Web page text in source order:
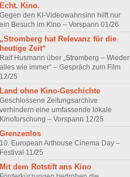
Echt. Kino.
Gegen den KI-Videowahnsinn hilft nur
ein Besuch im Kino – Vorspann 01/26
„Stromberg hat Relevanz für die
heutige Zeit“
Ralf Husmann über „Stromberg – Wieder
alles wie immer“ – Gespräch zum Film
12/25
Land ohne Kino-Geschichte
Geschlossene Zeitungsarchive
verhindern eine umfassende lokale
Kinoforschung – Vorspann 12/25
Grenzenlos
10. European Arthouse Cinema Day –
Festival 11/25
Mit dem Rotstift ans Kino